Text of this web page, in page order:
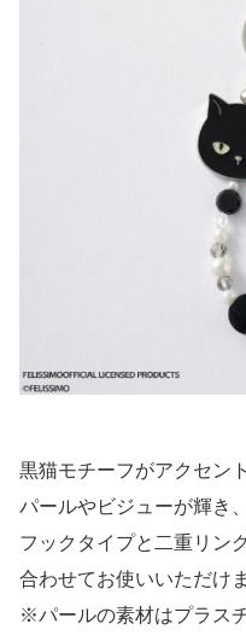
黒猫モチーフがアクセン
パールやビジューが輝き
フックタイプと二重リン
合わせてお使いいただけま
※パールの素材はプラス